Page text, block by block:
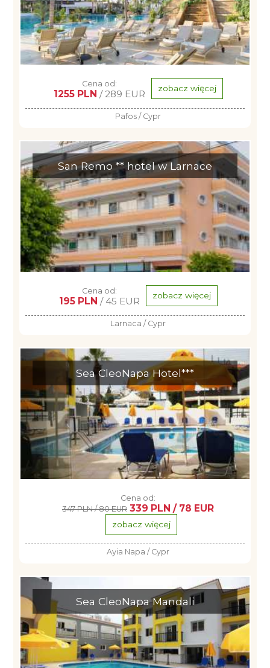
Cena od:
1255 PLN / 289 EUR zobacz więcej
Pafos / Cypr
San Remo ** hotel w Larnace
Cena od:
195 PLN / 45 EUR zobacz więcej
Larnaca / Cypr
Sea CleoNapa Hotel***
Cena od:
347 PLN / 80 EUR 339 PLN / 78 EUR
zobacz więcej
Ayia Napa / Cypr
Sea CleoNapa Mandali